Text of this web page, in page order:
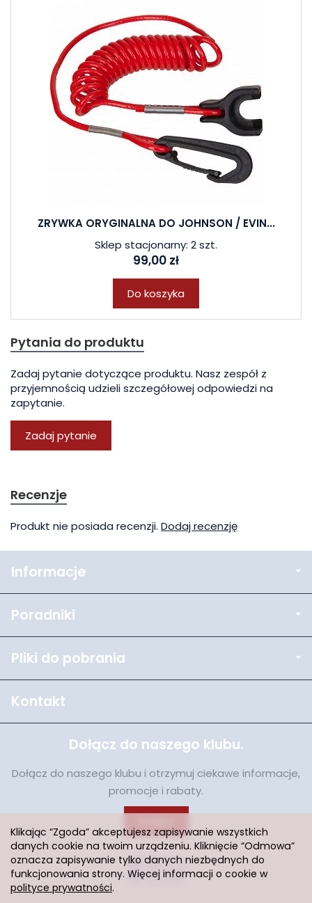
ZRYWKA ORYGINALNA DO JOHNSON / EVIN...
Sklep stacjonarny: 2 szt.
99,00 zł
Do koszyka
Pytania do produktu
Zadaj pytanie dotyczące produktu. Nasz zespół z
przyjemnością udzieli szczegółowej odpowiedzi na
zapytanie.
Zadaj pytanie
Recenzje
Produkt nie posiada recenzji. Dodaj recenzję
Informacje
Poradniki
Pliki do pobrania
Kontakt
Dołącz do naszego klubu.
Dołącz do naszego klubu i otrzymuj ciekawe informacje,
promocje i rabaty.
Klikając “Zgoda” akceptujesz zapisywanie wszystkich
danych cookie na twoim urządzeniu. Kliknięcie “Odmowa”
oznacza zapisywanie tylko danych niezbędnych do
funkcjonowania strony. Więcej informacji o cookie w
polityce prywatności.